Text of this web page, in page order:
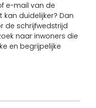
e-mail van de
duidelijker? Dan
de schrijfwedstrijd
naar inwoners die
en begrijpelijke